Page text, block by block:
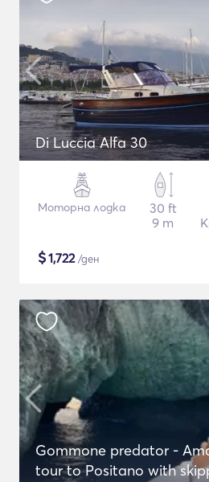
Di Luccia Alfa 30
Моторна лодка
30 ft
9 m
$1,722/ден
Gommone predator -
tour to Positano with